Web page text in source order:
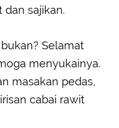
dan sajikan.
Selamat
menyukainya.
masakan pedas,
cabai rawit